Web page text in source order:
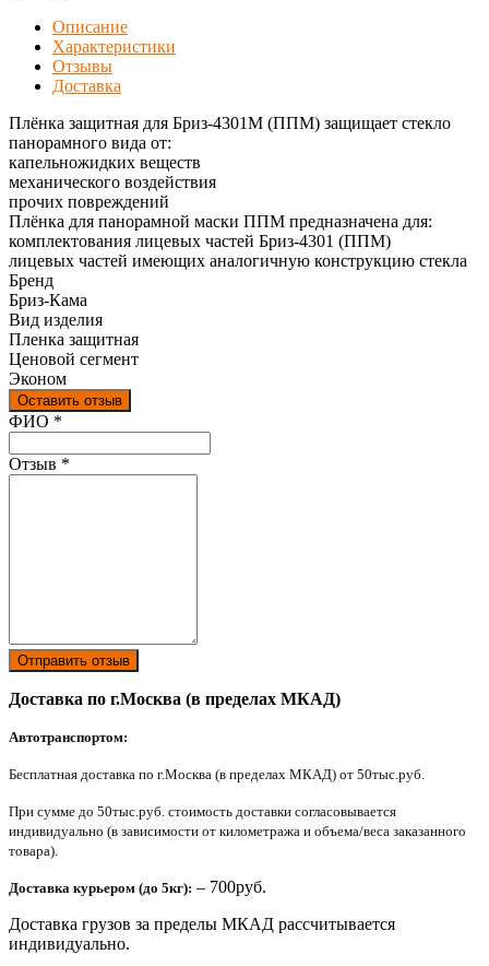
Описание
Характеристики
Отзывы
Доставка
Плёнка защитная для Бриз-4301М (ППМ) защищает стекло
панорамного вида от:
капельножидких веществ
механического воздействия
прочих повреждений
Плёнка для панорамной маски ППМ предназначена для:
комплектования лицевых частей Бриз-4301 (ППМ)
лицевых частей имеющих аналогичную конструкцию стекла
Бренд
Бриз-Кама
Вид изделия
Пленка защитная
Ценовой сегмент
Эконом
Оставить отзыв
Ваш отзыв был отправлен!
ФИО *
Отзыв *
Отправить отзыв
Доставка по г.Москва (в пределах МКАД)
Автотранспортом:
Бесплатная доставка по г.Москва (в пределах МКАД) от 50тыс.руб.
При сумме до 50тыс.руб. стоимость доставки согласовывается
индивидуально (в зависимости от километража и объема/веса заказанного
товара).
Доставка курьером (до 5кг): – 700руб.
Доставка грузов за пределы МКАД рассчитывается
индивидуально.